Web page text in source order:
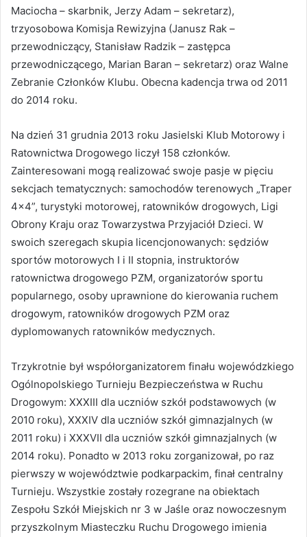
Maciocha – skarbnik, Jerzy Adam – sekretarz),
trzyosobowa Komisja Rewizyjna (Janusz Rak –
przewodniczący, Stanisław Radzik – zastępca
przewodniczącego, Marian Baran – sekretarz) oraz Walne
Zebranie Członków Klubu. Obecna kadencja trwa od 2011
do 2014 roku.
Na dzień 31 grudnia 2013 roku Jasielski Klub Motorowy i
Ratownictwa Drogowego liczył 158 członków.
Zainteresowani mogą realizować swoje pasje w pięciu
sekcjach tematycznych: samochodów terenowych „Traper
4×4”, turystyki motorowej, ratowników drogowych, Ligi
Obrony Kraju oraz Towarzystwa Przyjaciół Dzieci. W
swoich szeregach skupia licencjonowanych: sędziów
sportów motorowych I i II stopnia, instruktorów
ratownictwa drogowego PZM, organizatorów sportu
popularnego, osoby uprawnione do kierowania ruchem
drogowym, ratowników drogowych PZM oraz
dyplomowanych ratowników medycznych.
Trzykrotnie był współorganizatorem finału wojewódzkiego
Ogólnopolskiego Turnieju Bezpieczeństwa w Ruchu
Drogowym: XXXIII dla uczniów szkół podstawowych (w
2010 roku), XXXIV dla uczniów szkół gimnazjalnych (w
2011 roku) i XXXVII dla uczniów szkół gimnazjalnych (w
2014 roku). Ponadto w 2013 roku zorganizował, po raz
pierwszy w województwie podkarpackim, finał centralny
Turnieju. Wszystkie zostały rozegrane na obiektach
Zespołu Szkół Miejskich nr 3 w Jaśle oraz nowoczesnym
przyszkolnym Miasteczku Ruchu Drogowego imienia